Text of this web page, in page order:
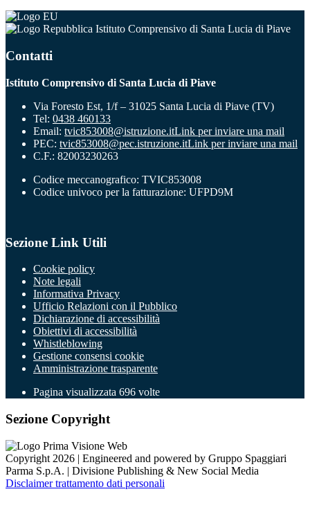
Istituto Comprensivo di Santa Lucia di Piave
Contatti
Istituto Comprensivo di Santa Lucia di Piave
Via Foresto Est, 1/f – 31025 Santa Lucia di Piave (TV)
Tel: 0438 460133
Email: tvic853008@istruzione.itLink per inviare una mail
PEC: tvic853008@pec.istruzione.itLink per inviare una mail
C.F.: 82003230263
Codice meccanografico: TVIC853008
Codice univoco per la fatturazione: UFPD9M
Sezione Link Utili
Cookie policy
Note legali
Informativa Privacy
Ufficio Relazioni con il Pubblico
Dichiarazione di accessibilità
Obiettivi di accessibilità
Whistleblowing
Gestione consensi cookie
Amministrazione trasparente
Pagina visualizzata 696 volte
Sezione Copyright
Copyright 2026 | Engineered and powered by Gruppo Spaggiari
Parma S.p.A. | Divisione Publishing & New Social Media
Disclaimer trattamento dati personali